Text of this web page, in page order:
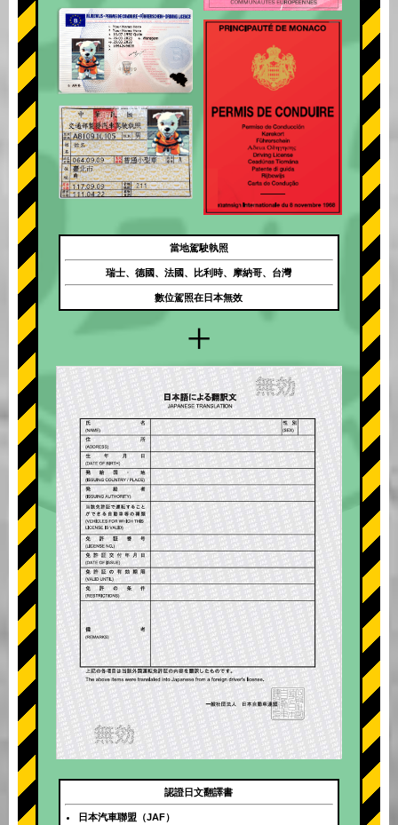
+
當地駕駛執照
瑞士、德國、法國、比利時、摩納哥、台灣
數位駕照在日本無效
認證日文翻譯書
日本汽車聯盟（JAF）